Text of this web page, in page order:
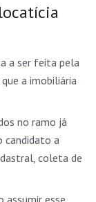
a ser feita pela
a imobiliária
no ramo já
candidato a
coleta de
assumir esse